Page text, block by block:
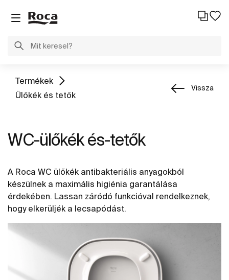
Termékek
Ülőkék és tetők
Vissza
WC-ülőkék és-tetők
A Roca WC ülőkék antibakteriális anyagokból
készülnek a maximális higiénia garantálása
érdekében. Lassan záródó funkcióval rendelkeznek,
hogy elkerüljék a lecsapódást.